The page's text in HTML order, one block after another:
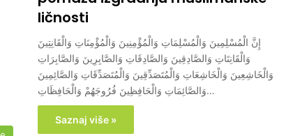
ličnosti
إِنَّ الْمُسْلِمِينَ وَالْمُسْلِمَاتِ وَالْمُؤْمِنِينَ وَالْمُؤْمِنَاتِ وَالْقَانِتِينَ
وَالْقَانِتَاتِ وَالصَّادِقِينَ وَالصَّادِقَاتِ وَالصَّابِرِينَ وَالصَّابِرَاتِ
وَالْخَاشِعِينَ وَالْخَاشِعَاتِ وَالْمُتَصَدِّقِينَ وَالْمُتَصَدِّقَاتِ وَالصَّائِمِينَ
وَالصَّائِمَاتِ وَالْحَافِظِينَ فُرُوجَهُمْ وَالْحَافِظَاتِ…
Saznaj više »